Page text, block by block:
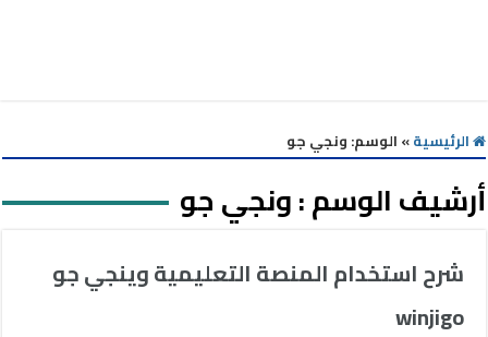
الرئيسية» الوسم: ونجي جو
أرشيف الوسم :ونجي جو
شرح استخدام المنصة التعليمية وينجي جو
winjigo